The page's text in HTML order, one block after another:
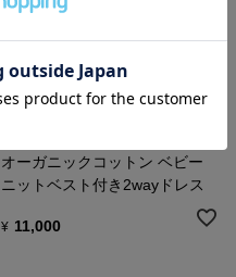
オーガニックコットン ベビー
ニットベスト付き2wayドレス
¥ 11,000